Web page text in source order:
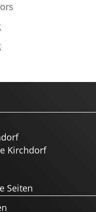
Kirchdorf
Seiten